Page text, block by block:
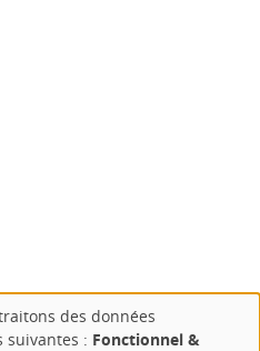
des données
suivantes : Fonctionnel &